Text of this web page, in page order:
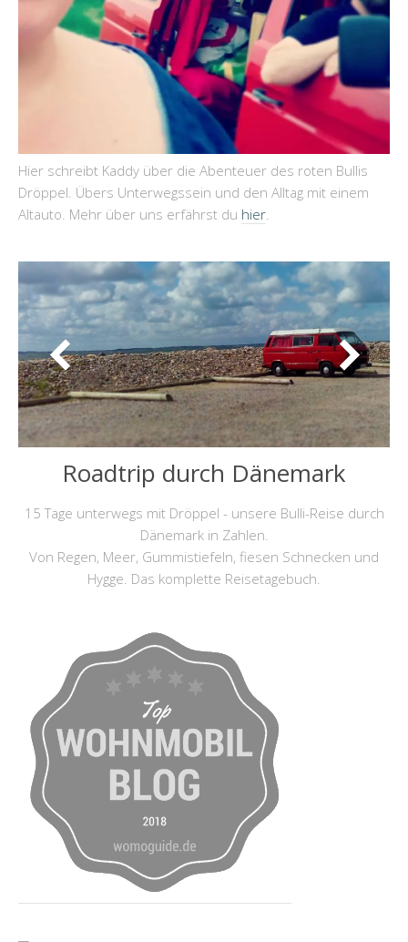
Hier schreibt Kaddy über die Abenteuer des roten Bullis
Dröppel. Übers Unterwegssein und den Alltag mit einem
Altauto. Mehr über uns erfährst du hier
Roadtrip durch Dänemark
15 Tage unterwegs mit Dröppel - unsere Bulli-Reise durch
Dänemark in Zahlen.
Von Regen, Meer, Gummistiefeln, fiesen Schnecken und
Hygge. Das komplette Reisetagebuch.